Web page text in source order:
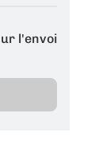
l'envoi